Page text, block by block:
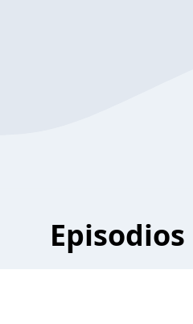
Episodios